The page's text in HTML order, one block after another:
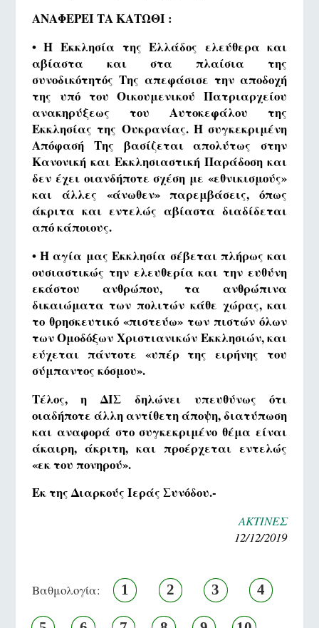
ΑΝΑΦΕΡΕΙ ΤΑ ΚΑΤΩΘΙ :
• Η Εκκλησία της Ελλάδος ελεύθερα και
αβίαστα και στα πλαίσια της
συνοδικότητός Της απεφάσισε την αποδοχή
της υπό του Οικουμενικού Πατριαρχείου
ανακηρύξεως του Αυτοκεφάλου της
Εκκλησίας της Ουκρανίας. Η συγκεκριμένη
Απόφασή Της βασίζεται απολύτως στην
Κανονική και Εκκλησιαστική Παράδοση και
δεν έχει οιανδήποτε σχέση με «εθνικισμούς»
και άλλες «άνωθεν» παρεμβάσεις, όπως
άκριτα και εντελώς αβίαστα διαδίδεται
από κάποιους.
• Η αγία μας Εκκλησία σέβεται πλήρως και
ουσιαστικώς την ελευθερία και την ευθύνη
εκάστου ανθρώπου, τα ανθρώπινα
δικαιώματα των πολιτών κάθε χώρας, και
το θρησκευτικό «πιστεύω» των πιστών όλων
των Ομοδόξων Χριστιανικών Εκκλησιών, και
εύχεται πάντοτε «υπέρ της ειρήνης του
σύμπαντος κόσμου».
Τέλος, η ΔΙΣ δηλώνει υπευθύνως ότι
οιαδήποτε άλλη αντίθετη άποψη, διατύπωση
και αναφορά στο συγκεκριμένο θέμα είναι
άκαιρη, άκριτη, και προέρχεται εντελώς
«εκ του πονηρού».
Εκ της Διαρκούς Ιεράς Συνόδου.-
ΑΚΤΙΝΕΣ
12/12/2019
Βαθμολογία: 1 2 3 4